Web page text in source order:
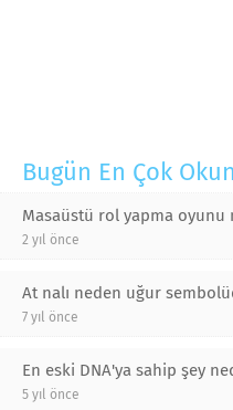
Bugün En Çok
Masaüstü rol yapma oyunu
2 yıl önce
At nalı neden uğur
7 yıl önce
En eski DNA'ya sahip şey
5 yıl önce